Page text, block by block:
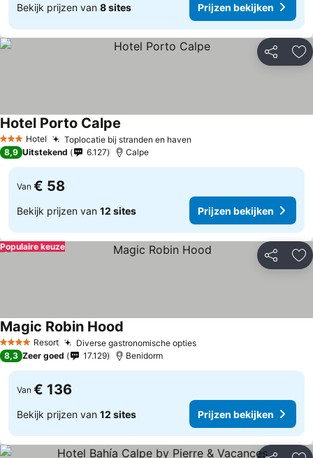
Bekijk prijzen van 8 sites Prijzen bekijken
Delen
3 SterrenHotel Toplocatie bij stranden en haven
Hotel Porto Calpe
8,9 Uitstekend 6.127 Calpe
Van € 58
Bekijk prijzen van 12 sites Prijzen bekijken
Delen
Populaire keuze
4 SterrenResort Diverse gastronomische opties
Magic Robin Hood
8,3 Zeer goed 17.129 Benidorm
Van € 136
Bekijk prijzen van 12 sites Prijzen bekijken